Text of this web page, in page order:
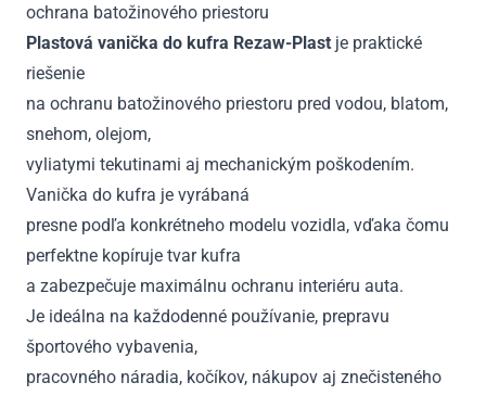
2016
ochrana batožinového priestoru
Plastová vanička do kufra Rezaw-Plast je praktické
riešenie
na ochranu batožinového priestoru pred vodou, blatom,
snehom, olejom,
vyliatymi tekutinami aj mechanickým poškodením.
Vanička do kufra je vyrábaná
presne podľa konkrétneho modelu vozidla, vďaka čomu
perfektne kopíruje tvar kufra
a zabezpečuje maximálnu ochranu interiéru auta.
Je ideálna na každodenné používanie, prepravu
športového vybavenia,
pracovného náradia, kočíkov, nákupov aj znečisteného